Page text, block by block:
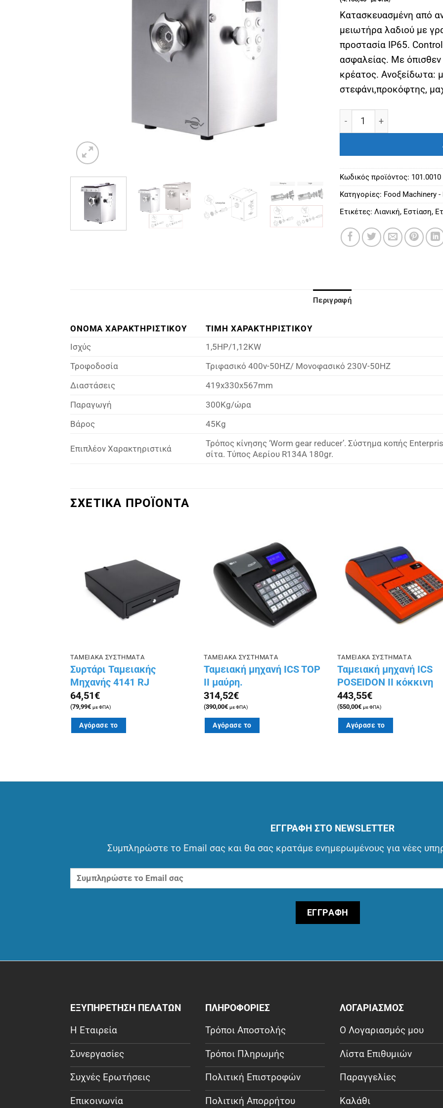
Κατασκευασμένη από
μειωτήρα λαδιού με
προστασία IP65.
ασφαλείας. Με
κρέατος. Ανοξείδωτα:
στεφάνι,προκόφτης,
Κρεατομηχανή DRC-R22
Κωδικός προϊόντος: 101.0010
Κατηγορίες: Food Machinery
Ετικέτες: Λιανική, Εστίαση,
Περιγραφή
ΟΝΟΜΑ ΧΑΡΑΚΤΗΡΙΣΤΙΚΟΥ
ΤΙΜΗ ΧΑΡΑΚΤΗΡΙΣΤΙΚΟΥ
Ισχύς
1,5HP/1,12KW
Τροφοδοσία
Τριφασικό 400v-50HZ/ Μονοφασικό 230V-50HZ
Διαστάσεις
419x330x567mm
Παραγωγή
300Kg/ώρα
Βάρος
45Kg
Επιπλέον Χαρακτηριστικά
Τρόπος κίνησης ‘Worm gear reducer’. Σύστημα κοπής
σίτα. Τύπος Αερίου R134A 180gr.
ΣΧΕΤΙΚΑ ΠΡΟΪΟΝΤΑ
επιθυμιών
ΤΑΜΕΙΑΚΑ ΣΥΣΤΗΜΑΤΑ
Συρτάρι Ταμειακής
Μηχανής 4141 RJ
64,51€
(79,99€ με ΦΠΑ)
Αγόρασε το
Πρόσθήκη
στην λίστα
επιθυμιών
ΤΑΜΕΙΑΚΑ ΣΥΣΤΗΜΑΤΑ
Ταμειακή μηχανή ICS TOP
II μαύρη.
314,52€
(390,00€ με ΦΠΑ)
Αγόρασε το
στην
ΤΑΜΕΙΑΚΑ ΣΥΣΤΗΜΑΤΑ
Ταμειακή μηχανή ICS
POSEIDON II κόκκινη
443,55€
(550,00€ με ΦΠΑ)
Αγόρασε το
ΕΓΓΡΑΦΗ ΣΤΟ NEWSLETTER
Συμπληρώστε το Email σας και θα σας κρατάμε ενημερωμένους για νέες
ΕΞΥΠΗΡΕΤΗΣΗ ΠΕΛΑΤΩΝ
Η Εταιρεία
Συνεργασίες
Συχνές Ερωτήσεις
Επικοινωνία
ΠΛΗΡΟΦΟΡΙΕΣ
Τρόποι Αποστολής
Τρόποι Πληρωμής
Πολιτική Επιστροφών
Πολιτική Απορρήτου
ΛΟΓΑΡΙΑΣΜΟΣ
Ο Λογαριασμός μου
Λίστα Επιθυμιών
Παραγγελίες
Καλάθι